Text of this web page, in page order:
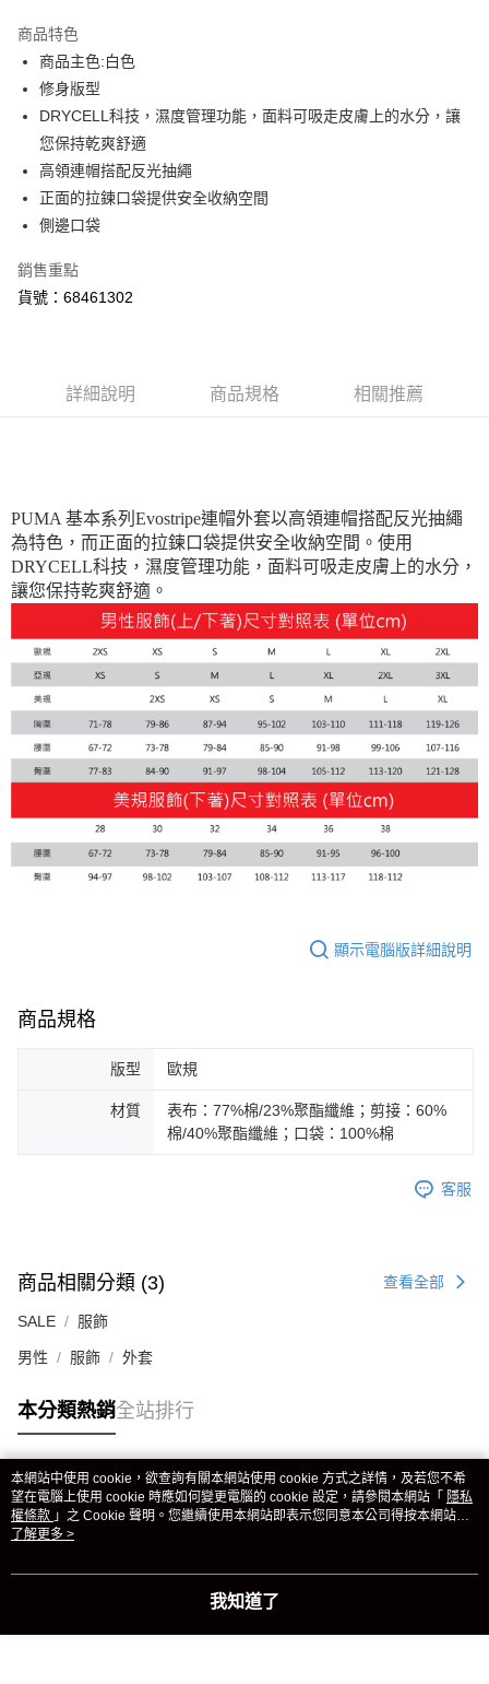
街口支付
悠遊付
Google Pay
貨到付款
運送方式
宅配(離島恕不配送)
每筆NT$150，滿NT$1,800(含以上)免運費
商品特色
商品主色:白色
修身版型
DRYCELL科技，濕度管理功能，面料可吸走皮膚上的水分，讓
您保持乾爽舒適
高領連帽搭配反光抽繩
正面的拉鍊口袋提供安全收納空間
側邊口袋
銷售重點
貨號：68461302
詳細說明 商品規格 相關推薦
PUMA 基本系列Evostripe連帽外套以高領連帽搭配反光抽繩
為特色，而正面的拉鍊口袋提供安全收納空間。使用
DRYCELL科技，濕度管理功能，面料可吸走皮膚上的水分，
讓您保持乾爽舒適。
顯示電腦版詳細說明
商品規格
版型 歐規
材質
表布：77%棉/23%聚酯纖維；剪接：60%
棉/40%聚酯纖維；口袋：100%棉
客服
商品相關分類 (3) 查看全部
SALE 服飾
男性 服飾 外套
本分類熱銷全站排行
熱門標籤
本網站中使用 cookie，欲查詢有關本網站使用 cookie 方式之詳情，及若您不希
望在電腦上使用 cookie 時應如何變更電腦的 cookie 設定，請參閱本網站「 隱私
權條款 」之 Cookie 聲明。您繼續使用本網站即表示您同意本公司得按本網站使
用條款之 Cookie 聲明使用 cookie。
了解更多 >
我知道了